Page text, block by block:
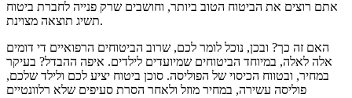
אתם רוצים את הביטוח הטוב ביותר, וחושבים שרק פנייה לחברת ביטוח
תשיג תוצאה מצוינת.
האם זה כך? ובכן, נוכל לומר לכם, שרוב הביטוחים הרפואיים די דומים
אלה לאלה, במיוחד הביטוחים שמיועדים לילדים. איפה ההבדל? בעיקר
במחיר, ובטווח הכיסוי של הפוליסה. סוכן ביטוח יציע לכם ולילד שלכם,
פוליסה עשירה, במחיר מוזל ולאחר הסרת סעיפים שלא רלוונטיים